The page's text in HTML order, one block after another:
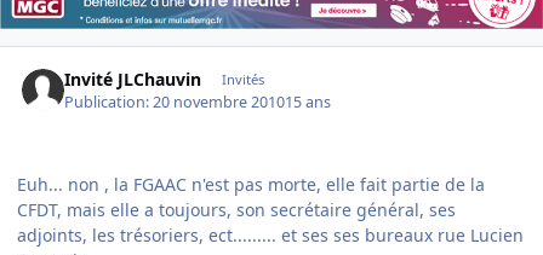
Invité JLChauvin Invités
Publication:20 novembre 201015 ans
Euh... non , la FGAAC n'est pas morte, elle fait partie de la
CFDT, mais elle a toujours, son secrétaire général, ses
adjoints, les trésoriers, ect......... et ses ses bureaux rue Lucien